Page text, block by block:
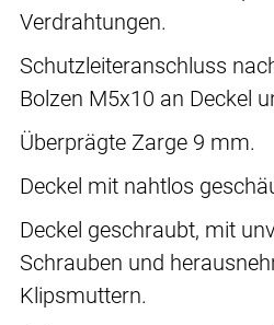
Verdrahtungen.
Schutzleiteranschluss
Bolzen M5x10 an Deckel
Überprägte Zarge 9 mm.
Deckel mit nahtlos
Deckel geschraubt, mit
Schrauben und
Klipsmuttern.